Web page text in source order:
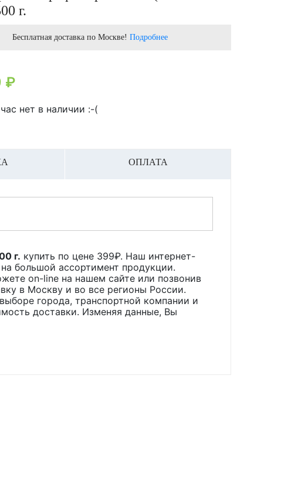
г.
Бесплатная доставка по Москве! Подробнее
₽
нет в наличии :-(
ОПЛАТА
г. купить по цене 399₽. Наш интернет-
большой ассортимент продукции.
on-line на нашем сайте или позвонив
в Москву и во все регионы России.
города, транспортной компании и
доставки. Изменяя данные, Вы